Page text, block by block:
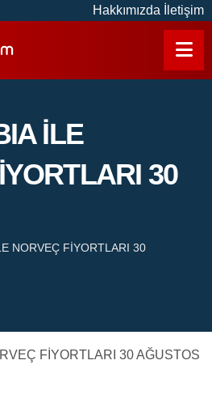
Hakkımızda İletişim
İLE
30
NORVEÇ FİYORTLARI 30